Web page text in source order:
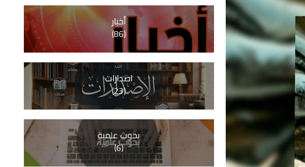
(86)
اصدارات
(23)
بحوث علمية
(6)